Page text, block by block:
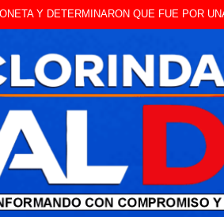
Y DETERMINARON QUE FUE POR